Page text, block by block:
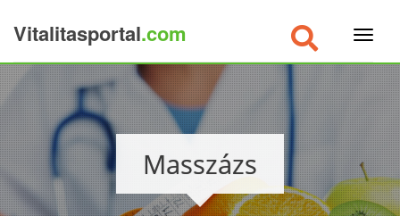
Vitalitasportal.com
Masszázs
×